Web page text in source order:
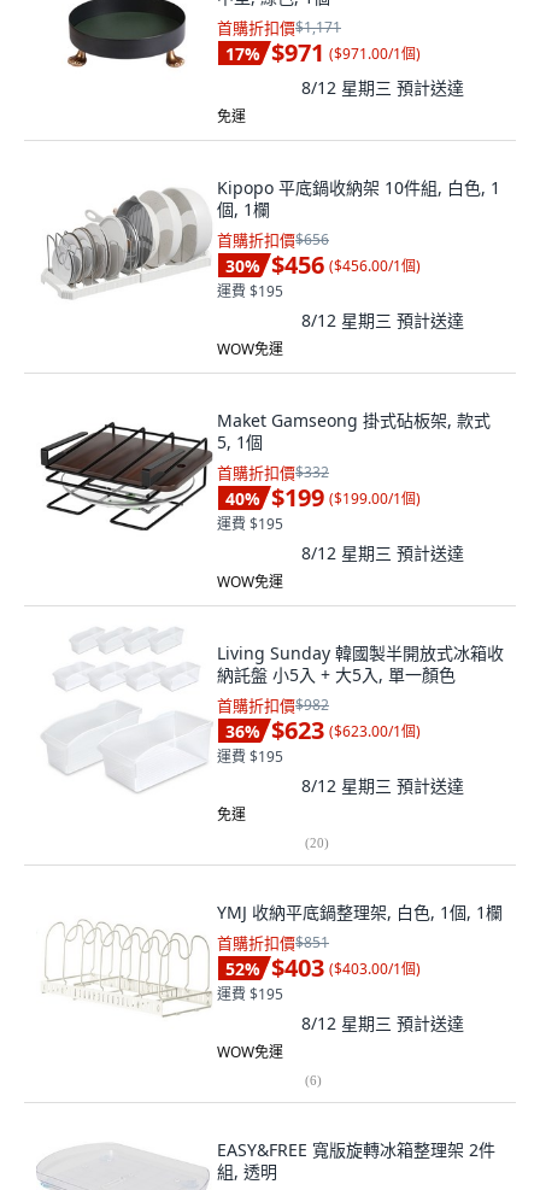
首購折扣價$1,171
17% $971 ($971.00/1個)
8/12 星期三 預計送達
免運
Kipopo 平底鍋收納架 10件組, 白色, 1
個, 1欄
首購折扣價$656
30% $456 ($456.00/1個)
運費 $195
8/12 星期三 預計送達
WOW免運
Maket Gamseong 掛式砧板架, 款式
5, 1個
首購折扣價$332
40% $199 ($199.00/1個)
運費 $195
8/12 星期三 預計送達
WOW免運
Living Sunday 韓國製半開放式冰箱收
納託盤 小5入 + 大5入, 單一顏色
首購折扣價$982
36% $623 ($623.00/1個)
運費 $195
8/12 星期三 預計送達
免運
(20)
YMJ 收納平底鍋整理架, 白色, 1個, 1欄
首購折扣價$851
52% $403 ($403.00/1個)
運費 $195
8/12 星期三 預計送達
WOW免運
(6)
EASY&FREE 寬版旋轉冰箱整理架 2件
組, 透明